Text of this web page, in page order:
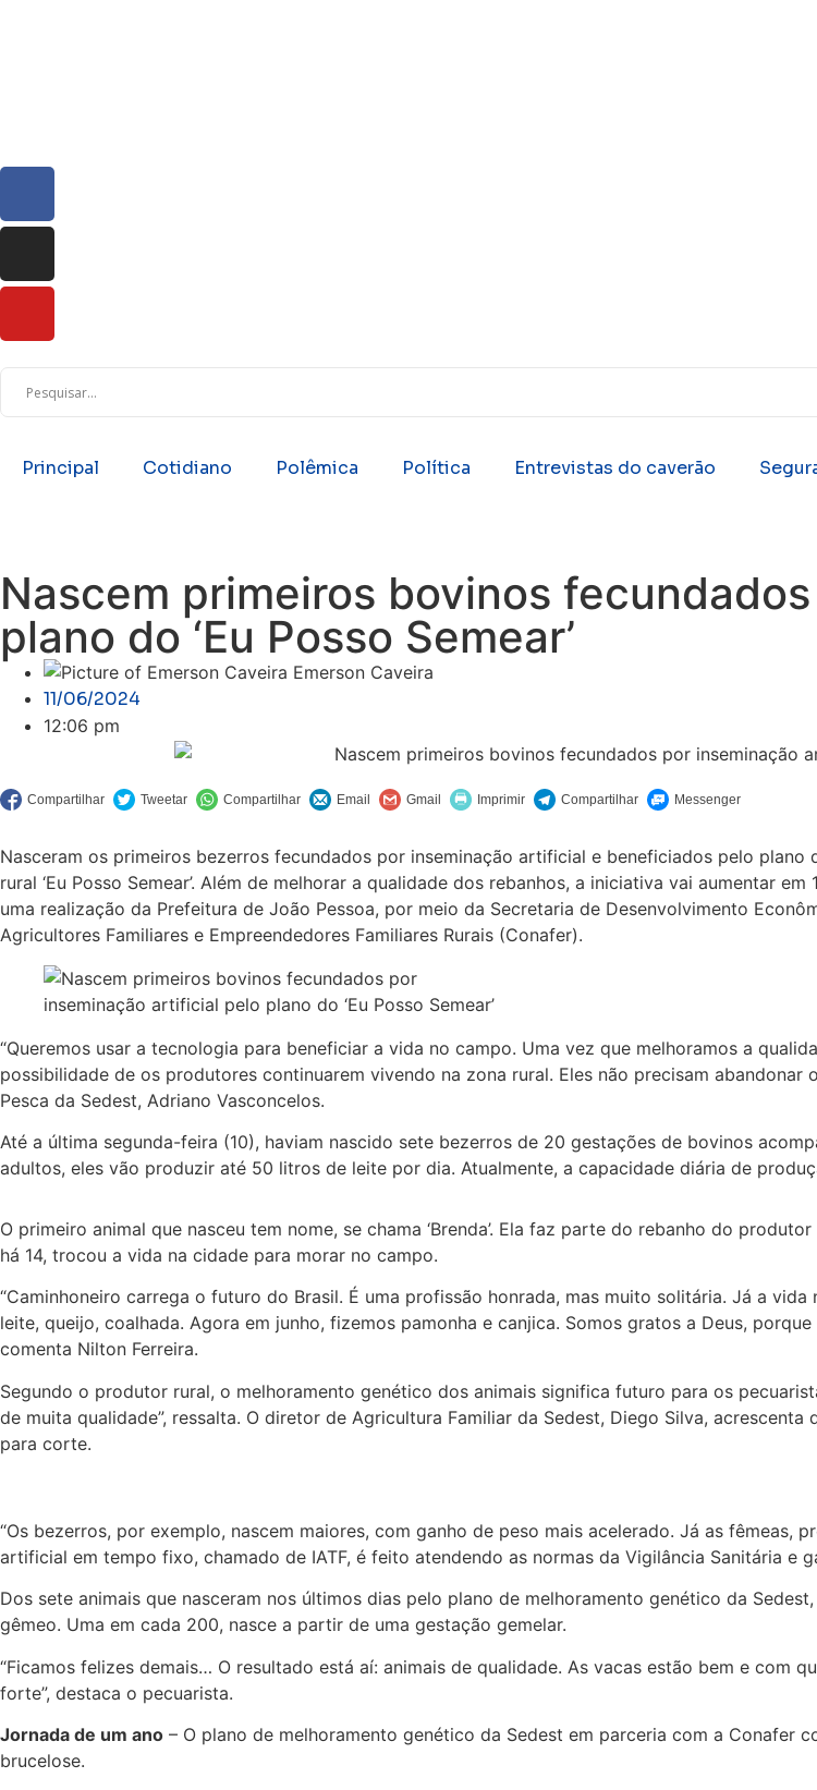
Principal Cotidiano Polêmica Política Entrevistas do caverão
Nascem primeiros bovinos
plano do ‘Eu Posso Semear’
Emerson Caveira
11/06/2024
12:06 pm
Nasceram os primeiros bezerros fecundados por inseminação artificial e beneficiados pelo
rural ‘Eu Posso Semear’. Além de melhorar a qualidade dos rebanhos, a iniciativa vai aumentar
uma realização da Prefeitura de João Pessoa, por meio da Secretaria de Desenvolvimento
Agricultores Familiares e Empreendedores Familiares Rurais (Conafer).
“Queremos usar a tecnologia para beneficiar a vida no campo. Uma vez que melhoramos a
possibilidade de os produtores continuarem vivendo na zona rural. Eles não precisam
Pesca da Sedest, Adriano Vasconcelos.
Até a última segunda-feira (10), haviam nascido sete bezerros de 20 gestações de bovinos
adultos, eles vão produzir até 50 litros de leite por dia. Atualmente, a capacidade diária de
O primeiro animal que nasceu tem nome, se chama ‘Brenda’. Ela faz parte do rebanho do
há 14, trocou a vida na cidade para morar no campo.
“Caminhoneiro carrega o futuro do Brasil. É uma profissão honrada, mas muito solitária. Já a
leite, queijo, coalhada. Agora em junho, fizemos pamonha e canjica. Somos gratos a Deus,
comenta Nilton Ferreira.
Segundo o produtor rural, o melhoramento genético dos animais significa futuro para os
de muita qualidade”, ressalta. O diretor de Agricultura Familiar da Sedest, Diego Silva,
para corte.
“Os bezerros, por exemplo, nascem maiores, com ganho de peso mais acelerado. Já as
artificial em tempo fixo, chamado de IATF, é feito atendendo as normas da Vigilância Sanitária e
Dos sete animais que nasceram nos últimos dias pelo plano de melhoramento genético da
gêmeo. Uma em cada 200, nasce a partir de uma gestação gemelar.
“Ficamos felizes demais… O resultado está aí: animais de qualidade. As vacas estão bem e com
forte”, destaca o pecuarista.
Jornada de um ano – O plano de melhoramento genético da Sedest em parceria com a Conafer
brucelose.